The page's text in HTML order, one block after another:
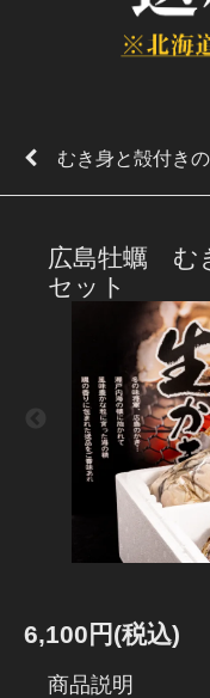
むき身と殻付き
広島牡蠣 む
セット
6,100円(税込)
商品説明